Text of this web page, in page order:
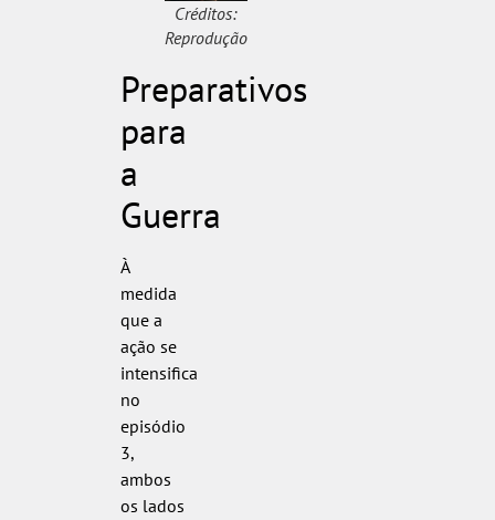
Créditos:
Reprodução
Preparativos
para
a
Guerra
À
medida
que a
ação se
intensifica
no
episódio
3,
ambos
os lados